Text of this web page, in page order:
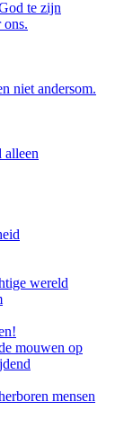
te zijn
ons.
niet andersom.
alleen
wereld
mouwen op
mensen